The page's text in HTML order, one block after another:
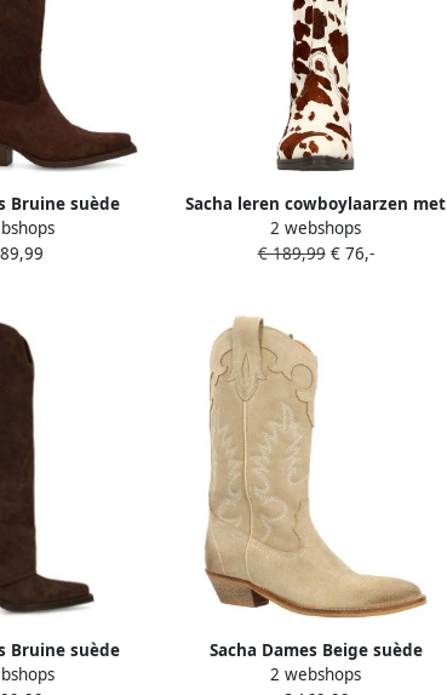
Bruine suède
met stiksels
Sacha leren cowboylaarzen met
koeienprint bruin ecru
2 webshops
€ 189,99€ 76,-
Bruine suède
met flap
Sacha Dames Beige suède
cowboylaarzen met sierstiksels
2 webshops